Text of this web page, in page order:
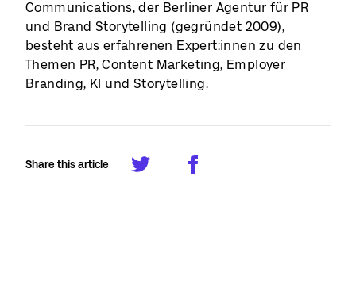
Communications, der Berliner Agentur für PR
und Brand Storytelling (gegründet 2009),
besteht aus erfahrenen Expert:innen zu den
Themen PR, Content Marketing, Employer
Branding, KI und Storytelling.
Share this article